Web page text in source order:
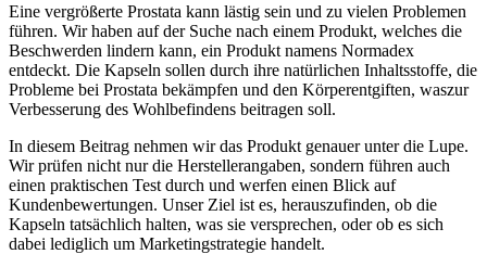
Eine vergrößerte Prostata kann lästig sein und zu vielen Problemen
führen. Wir haben auf der Suche nach einem Produkt, welches die
Beschwerden lindern kann, ein Produkt namens Normadex
entdeckt. Die Kapseln sollen durch ihre natürlichen Inhaltsstoffe, die
Probleme bei Prostata bekämpfen und den Körperentgiften, waszur
Verbesserung des Wohlbefindens beitragen soll.
In diesem Beitrag nehmen wir das Produkt genauer unter die Lupe.
Wir prüfen nicht nur die Herstellerangaben, sondern führen auch
einen praktischen Test durch und werfen einen Blick auf
Kundenbewertungen. Unser Ziel ist es, herauszufinden, ob die
Kapseln tatsächlich halten, was sie versprechen, oder ob es sich
dabei lediglich um Marketingstrategie handelt.